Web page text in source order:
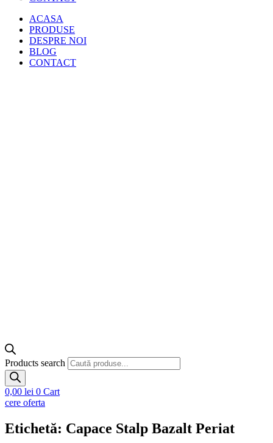
ACASA
PRODUSE
DESPRE NOI
BLOG
CONTACT
Products search
0,00 lei 0 Cart
cere oferta
Etichetă: Capace Stalp Bazalt Periat